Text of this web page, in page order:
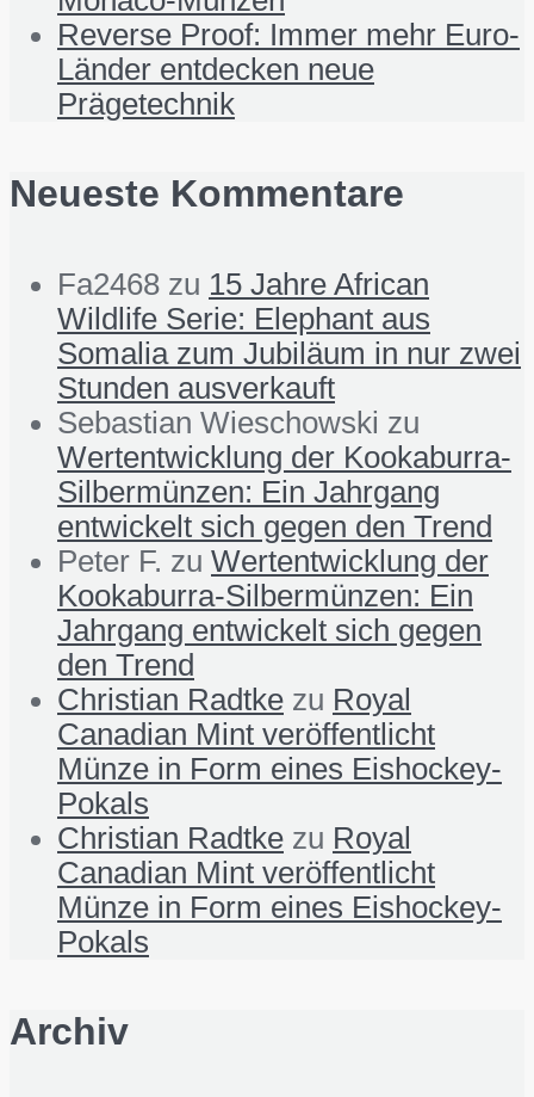
Reverse Proof: Immer mehr Euro-
Länder entdecken neue
Prägetechnik
Neueste Kommentare
Fa2468 zu 15 Jahre African
Wildlife Serie: Elephant aus
Somalia zum Jubiläum in nur zwei
Stunden ausverkauft
Sebastian Wieschowski zu
Wertentwicklung der Kookaburra-
Silbermünzen: Ein Jahrgang
entwickelt sich gegen den Trend
Peter F. zu Wertentwicklung der
Kookaburra-Silbermünzen: Ein
Jahrgang entwickelt sich gegen
den Trend
Christian Radtke zu Royal
Canadian Mint veröffentlicht
Münze in Form eines Eishockey-
Pokals
Christian Radtke zu Royal
Canadian Mint veröffentlicht
Münze in Form eines Eishockey-
Pokals
Archiv